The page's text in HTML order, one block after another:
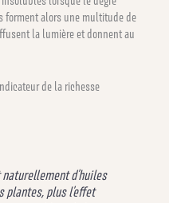
forment alors une multitude de
la lumière et donnent au
de la richesse
d’huiles
plus l’effet